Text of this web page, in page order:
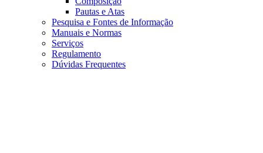
Pautas e Atas
Pesquisa e Fontes de Informação
Manuais e Normas
Serviços
Regulamento
Dúvidas Frequentes